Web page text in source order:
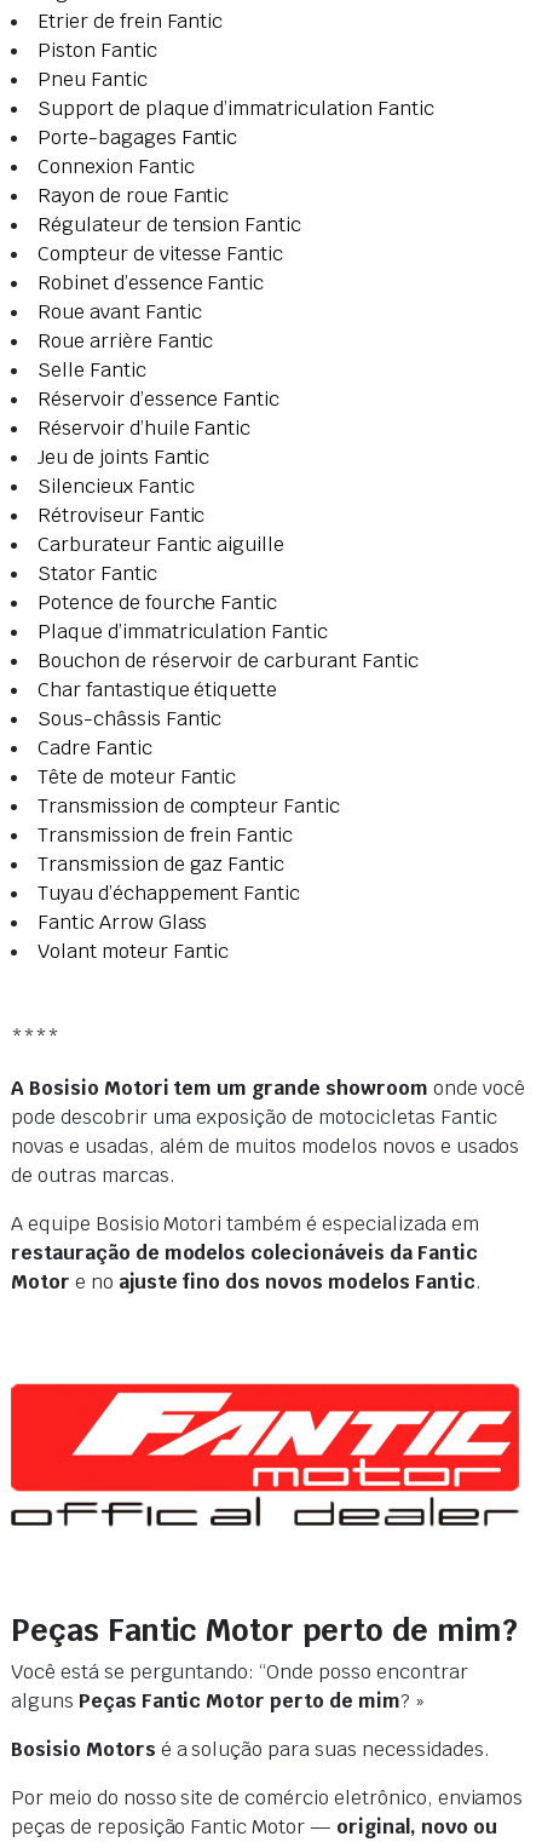
Etrier de frein Fantic
Piston Fantic
Pneu Fantic
Support de plaque d’immatriculation Fantic
Porte-bagages Fantic
Connexion Fantic
Rayon de roue Fantic
Régulateur de tension Fantic
Compteur de vitesse Fantic
Robinet d’essence Fantic
Roue avant Fantic
Roue arrière Fantic
Selle Fantic
Réservoir d’essence Fantic
Réservoir d’huile Fantic
Jeu de joints Fantic
Silencieux Fantic
Rétroviseur Fantic
Carburateur Fantic aiguille
Stator Fantic
Potence de fourche Fantic
Plaque d’immatriculation Fantic
Bouchon de réservoir de carburant Fantic
Char fantastique étiquette
Sous-châssis Fantic
Cadre Fantic
Tête de moteur Fantic
Transmission de compteur Fantic
Transmission de frein Fantic
Transmission de gaz Fantic
Tuyau d’échappement Fantic
Fantic Arrow Glass
Volant moteur Fantic
****
A Bosisio Motori tem um grande showroom onde você
pode descobrir uma exposição de motocicletas Fantic
novas e usadas, além de muitos modelos novos e usados ​​
de outras marcas.
A equipe Bosisio Motori também é especializada em
restauração de modelos colecionáveis ​​da Fantic
Motor e no ajuste fino dos novos modelos Fantic.
Peças Fantic Motor perto de mim?
Você está se perguntando: “Onde posso encontrar
alguns Peças Fantic Motor perto de mim? »
Bosisio Motors é a solução para suas necessidades.
Por meio do nosso site de comércio eletrônico, enviamos
peças de reposição Fantic Motor — original, novo ou